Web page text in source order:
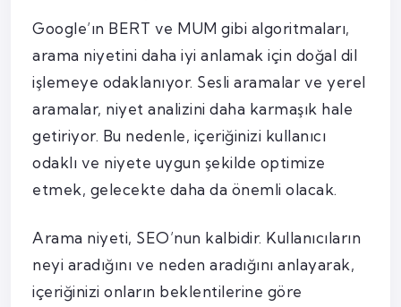
Google’ın BERT ve MUM gibi algoritmaları,
arama niyetini daha iyi anlamak için doğal dil
işlemeye odaklanıyor. Sesli aramalar ve yerel
aramalar, niyet analizini daha karmaşık hale
getiriyor. Bu nedenle, içeriğinizi kullanıcı
odaklı ve niyete uygun şekilde optimize
etmek, gelecekte daha da önemli olacak.
Arama niyeti, SEO’nun kalbidir. Kullanıcıların
neyi aradığını ve neden aradığını anlayarak,
içeriğinizi onların beklentilerine göre